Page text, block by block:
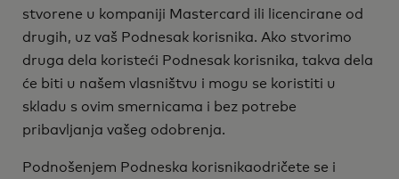
stvorene u kompaniji Mastercard ili licencirane od
drugih, uz vaš Podnesak korisnika. Ako stvorimo
druga dela koristeći Podnesak korisnika, takva dela
će biti u našem vlasništvu i mogu se koristiti u
skladu s ovim smernicama i bez potrebe
pribavljanja vašeg odobrenja.
Podnošenjem Podneska korisnikaodričete se i